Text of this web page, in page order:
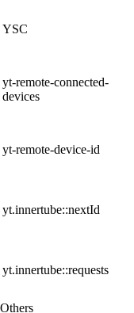
YSC
yt-remote-connected-
devices
yt-remote-device-id
yt.innertube::nextId
yt.innertube::requests
Others